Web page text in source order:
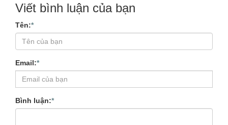
Viết bình luận của bạn
Tên:*
Email:*
Bình luận:*